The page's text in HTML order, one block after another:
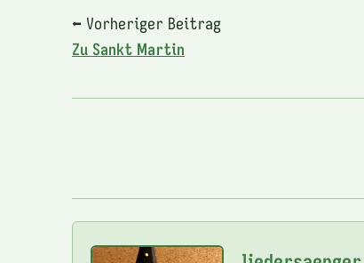
⬅ Vorheriger Beitrag
Zu Sankt Martin